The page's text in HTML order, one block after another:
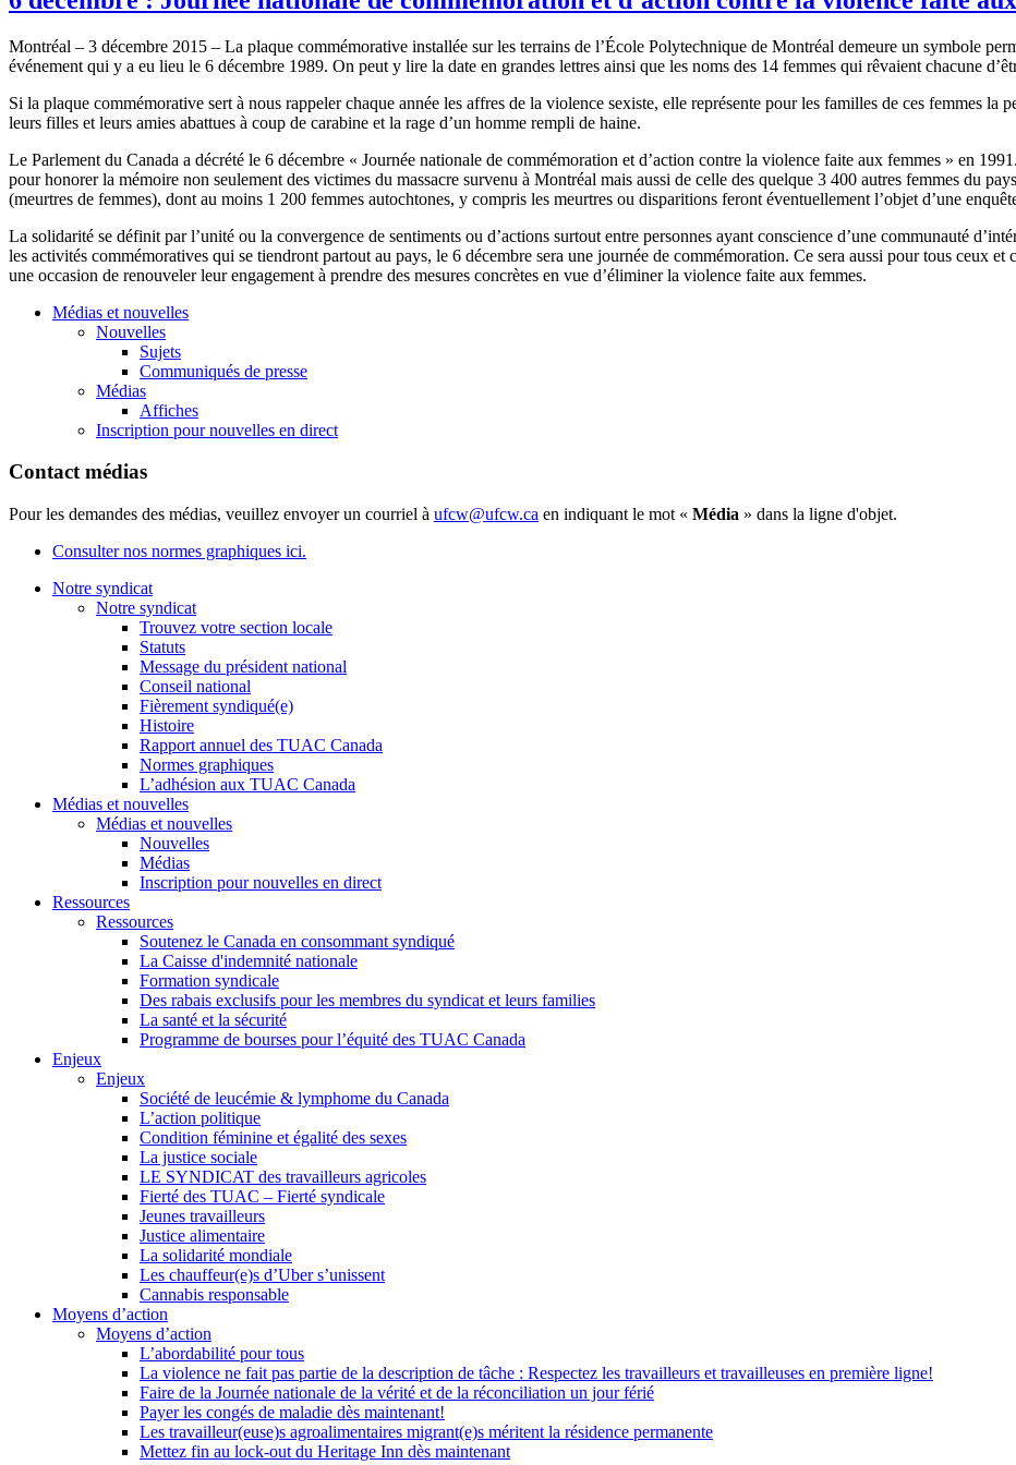
Montréal – 3 décembre 2015 – La plaque commémorative installée sur les terrains de l’École Polytechnique de Montréal demeure un symbole
événement qui y a eu lieu le 6 décembre 1989. On peut y lire la date en grandes lettres ainsi que les noms des 14 femmes qui rêvaient chacune
Si la plaque commémorative sert à nous rappeler chaque année les affres de la violence sexiste, elle représente pour les familles de ces femmes la
leurs filles et leurs amies abattues à coup de carabine et la rage d’un homme rempli de haine.
Le Parlement du Canada a décrété le 6 décembre « Journée nationale de commémoration et d’action contre la violence faite aux femmes » en
pour honorer la mémoire non seulement des victimes du massacre survenu à Montréal mais aussi de celle des quelque 3 400 autres femmes du
(meurtres de femmes), dont au moins 1 200 femmes autochtones, y compris les meurtres ou disparitions feront éventuellement l’objet d’une
La solidarité se définit par l’unité ou la convergence de sentiments ou d’actions surtout entre personnes ayant conscience d’une communauté
les activités commémoratives qui se tiendront partout au pays, le 6 décembre sera une journée de commémoration. Ce sera aussi pour tous ceux
une occasion de renouveler leur engagement à prendre des mesures concrètes en vue d’éliminer la violence faite aux femmes.
Médias et nouvelles
Nouvelles
Sujets
Communiqués de presse
Médias
Affiches
Inscription pour nouvelles en direct
Contact médias
Pour les demandes des médias, veuillez envoyer un courriel à ufcw@ufcw.ca en indiquant le mot « Média » dans la ligne d'objet.
Consulter nos normes graphiques ici.
Notre syndicat
Notre syndicat
Trouvez votre section locale
Statuts
Message du président national
Conseil national
Fièrement syndiqué(e)
Histoire
Rapport annuel des TUAC Canada
Normes graphiques
L’adhésion aux TUAC Canada
Médias et nouvelles
Médias et nouvelles
Nouvelles
Médias
Inscription pour nouvelles en direct
Ressources
Ressources
Soutenez le Canada en consommant syndiqué
La Caisse d'indemnité nationale
Formation syndicale
Des rabais exclusifs pour les membres du syndicat et leurs families
La santé et la sécurité
Programme de bourses pour l’équité des TUAC Canada
Enjeux
Enjeux
Société de leucémie & lymphome du Canada
L’action politique
Condition féminine et égalité des sexes
La justice sociale
LE SYNDICAT des travailleurs agricoles
Fierté des TUAC – Fierté syndicale
Jeunes travailleurs
Justice alimentaire
La solidarité mondiale
Les chauffeur(e)s d’Uber s’unissent
Cannabis responsable
Moyens d’action
Moyens d’action
L’abordabilité pour tous
La violence ne fait pas partie de la description de tâche : Respectez les travailleurs et travailleuses en première ligne!
Faire de la Journée nationale de la vérité et de la réconciliation un jour férié
Payer les congés de maladie dès maintenant!
Les travailleur(euse)s agroalimentaires migrant(e)s méritent la résidence permanente
Mettez fin au lock-out du Heritage Inn dès maintenant